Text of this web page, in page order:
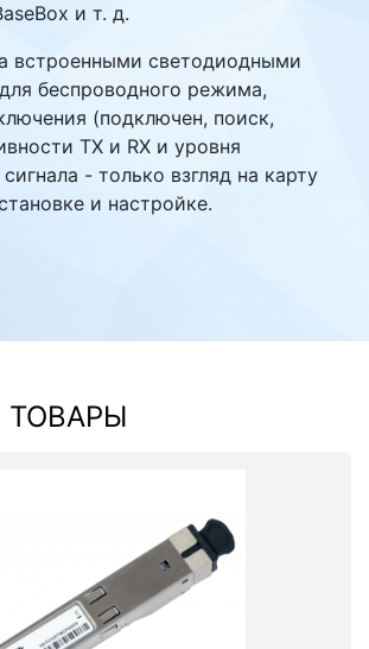
и т. д.
встроенными светодиодными
беспроводного режима,
(подключен, поиск,
TX и RX и уровня
- только взгляд на карту
и настройке.